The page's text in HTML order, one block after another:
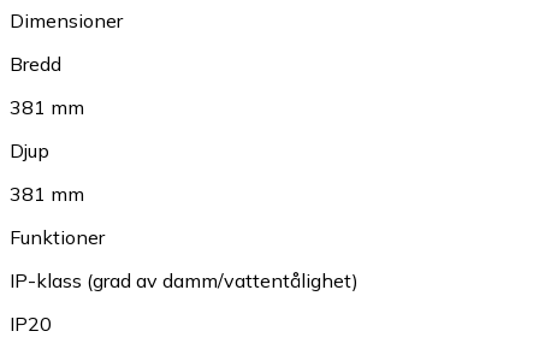
Dimensioner
Bredd
381 mm
Djup
381 mm
Funktioner
IP-klass (grad av damm/vattentålighet)
IP20